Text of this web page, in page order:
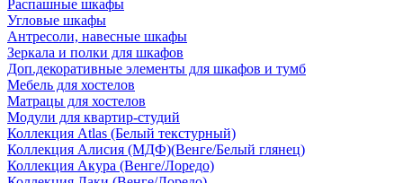
Распашные шкафы
Угловые шкафы
Антресоли, навесные шкафы
Зеркала и полки для шкафов
Доп.декоративные элементы для шкафов и тумб
Мебель для хостелов
Матрацы для хостелов
Модули для квартир-студий
Коллекция Atlas (Белый текстурный)
Коллекция Алисия (МДФ)(Венге/Белый глянец)
Коллекция Акура (Венге/Лоредо)